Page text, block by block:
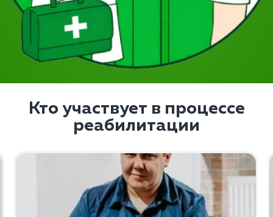
Кто участвует в процессе
реабилитации